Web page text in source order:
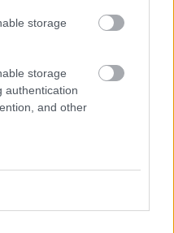
storage
storage
authentication
and other
δεν ανέφερε
μέσα από τα 4,5 km της